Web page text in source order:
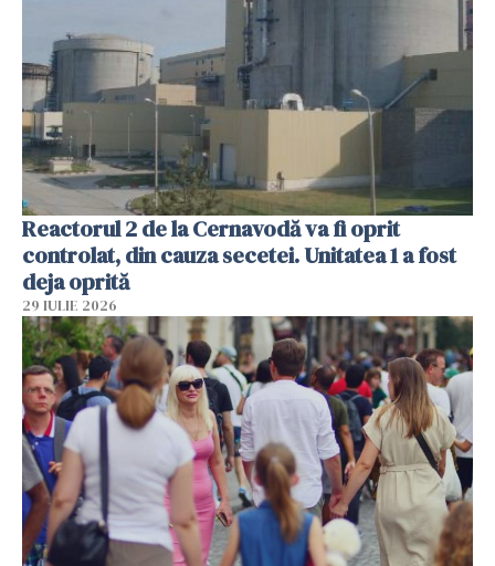
Reactorul 2 de la Cernavodă va fi oprit
controlat, din cauza secetei. Unitatea 1 a fost
deja oprită
29 IULIE 2026